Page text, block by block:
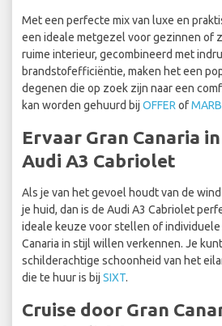
Met een perfecte mix van luxe en
een ideale metgezel voor gezinnen of
ruime interieur, gecombineerd met
brandstofefficiëntie, maken het een
degenen die op zoek zijn naar een
kan worden gehuurd bij OFFER of
Ervaar Gran Canaria
Audi A3 Cabriolet
Als je van het gevoel houdt van de
je huid, dan is de Audi A3 Cabriolet
ideale keuze voor stellen of individuele
Canaria in stijl willen verkennen. Je
schilderachtige schoonheid van het
die te huur is bij SIXT.
Cruise door Gran